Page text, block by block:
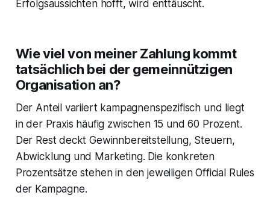
Erfolgsaussichten hofft, wird enttäuscht.
Wie viel von meiner Zahlung kommt
tatsächlich bei der gemeinnützigen
Organisation an?
Der Anteil variiert kampagnenspezifisch und liegt
in der Praxis häufig zwischen 15 und 60 Prozent.
Der Rest deckt Gewinnbereitstellung, Steuern,
Abwicklung und Marketing. Die konkreten
Prozentsätze stehen in den jeweiligen Official Rules
der Kampagne.